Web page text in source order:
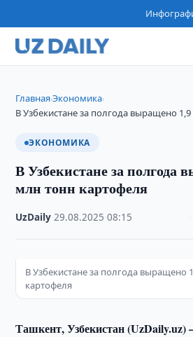
Главная›Экономика›
В Узбекистане за полгода выращено
ЭКОНОМИКА
В Узбекистане за полгода
млн тонн картофеля
UzDaily ·29.08.2025 ·08:15
В Узбекистане за полгода выращено
картофеля
Ташкент, Узбекистан